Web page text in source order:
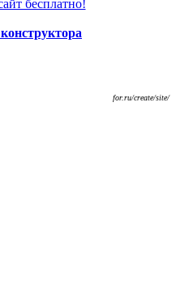
for.ru/create/site/